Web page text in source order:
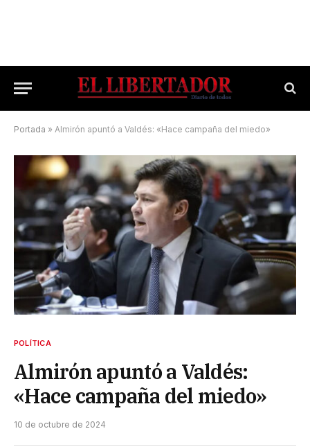
Portada » Almirón apuntó a Valdés: «Hace campaña del miedo»
POLÍTICA
Almirón apuntó a Valdés:
«Hace campaña del miedo»
10 de octubre de 2024